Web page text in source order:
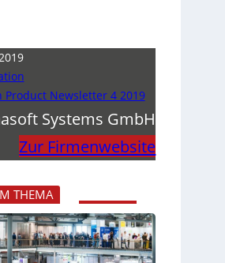
Product Newsletter 4 2019
Systems GmbH
Zur Firmenwebsite
THEMA